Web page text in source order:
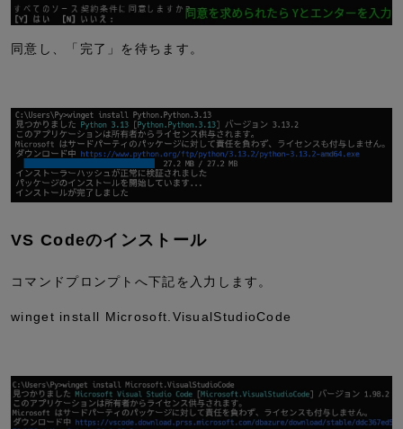
同意し、「完了」を待ちます。
VS Codeのインストール
コマンドプロンプトへ下記を入力します。
winget install Microsoft.VisualStudioCode